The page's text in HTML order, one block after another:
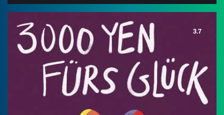
3.7